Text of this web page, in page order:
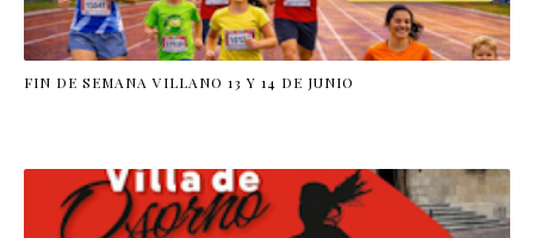
FIN DE SEMANA VILLANO 13 Y 14 DE JUNIO